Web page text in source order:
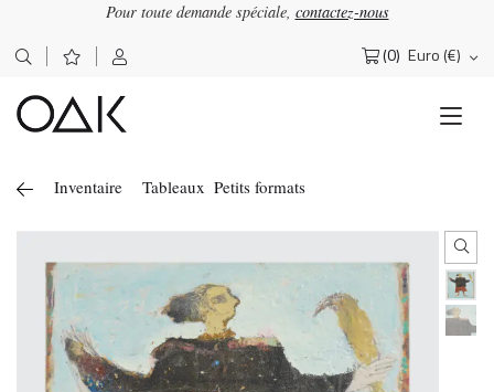
Pour toute demande spéciale, contactez-nous
(0) Euro (€)
Rechercher :
Inventaire Tableaux Petits formats
Lettre d'information OΔK
J'accepte de recevoir la newsletter OAK